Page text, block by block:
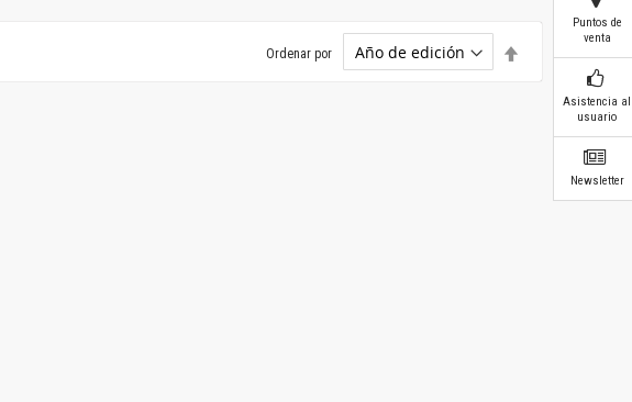
Ordenar por
descendente
Puntos de
venta
Asistencia al
usuario
Newsletter